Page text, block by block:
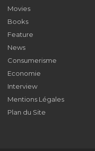
Movies
Books
Feature
News
Consumerisme
Economie
Interview
Mentions Légales
Plan du Site